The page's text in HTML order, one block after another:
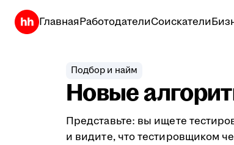
ГлавнаяРаботодателиСоискатели
Подбор и найм
Новые
Представьте: вы ищете
и видите, что тестировщиком